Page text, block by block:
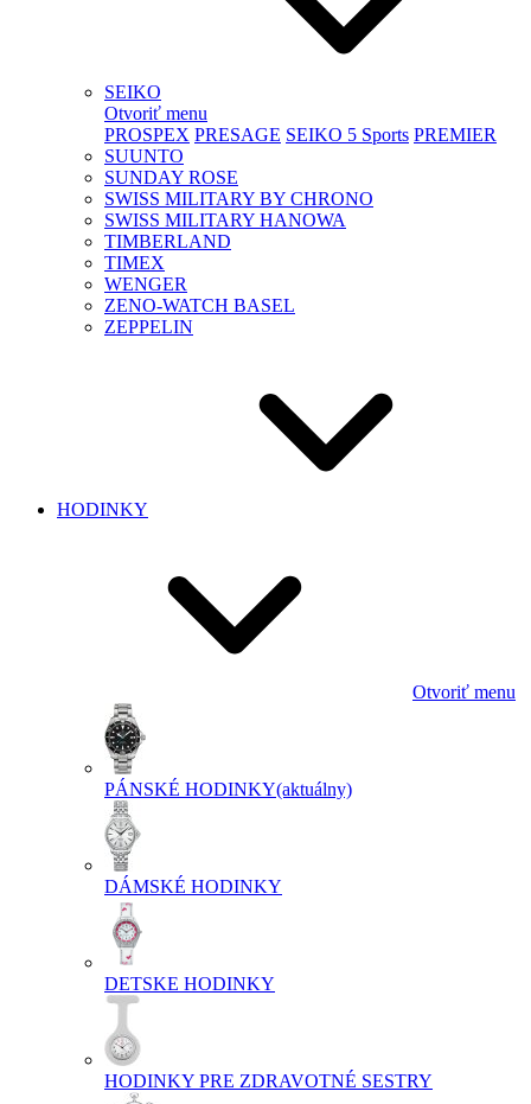
SEIKO
Otvoriť menu
PROSPEX PRESAGE SEIKO 5 Sports PREMIER
SUUNTO
SUNDAY ROSE
SWISS MILITARY BY CHRONO
SWISS MILITARY HANOWA
TIMBERLAND
TIMEX
WENGER
ZENO-WATCH BASEL
ZEPPELIN
HODINKY
Otvoriť menu
PÁNSKÉ HODINKY(aktuálny)
DÁMSKÉ HODINKY
DETSKE HODINKY
HODINKY PRE ZDRAVOTNÉ SESTRY